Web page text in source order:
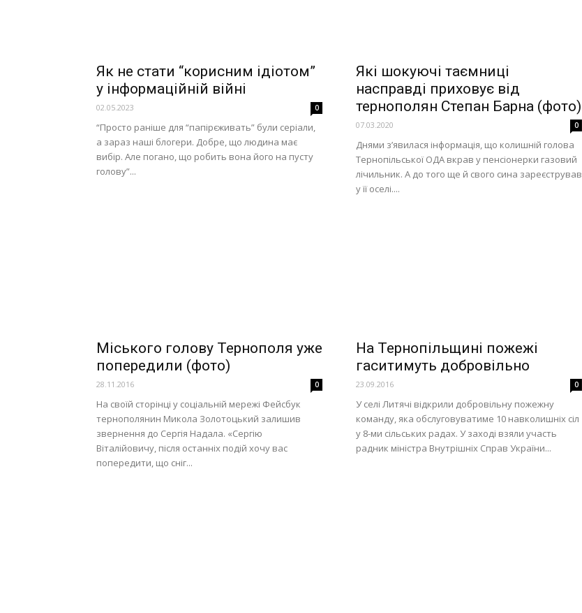
Як не стати “корисним ідіотом”
у інформаційній війні
02.05.2023 0
“Просто раніше для “папірєживать” були серіали,
а зараз наші блогери. Добре, що людина має
вибір. Але погано, що робить вона його на пусту
голову”...
Які шокуючі таємниці
насправді приховує від
тернополян Степан Барна (фото)
07.03.2020 0
Днями з’явилася інформація, що колишній голова
Тернопільської ОДА вкрав у пенсіонерки газовий
лічильник. А до того ще й свого сина зареєстрував
у її оселі....
Міського голову Тернополя уже
попередили (фото)
28.11.2016 0
На своїй сторінці у соціальній мережі Фейсбук
тернополянин Микола Золотоцький залишив
звернення до Сергія Надала. «Сергію
Віталійовичу, після останніх подій хочу вас
попередити, що сніг...
На Тернопільщині пожежі
гаситимуть добровільно
23.09.2016 0
У селі Литячі відкрили добровільну пожежну
команду, яка обслуговуватиме 10 навколишніх сіл
у 8-ми сільських радах. У заході взяли участь
радник міністра Внутрішніх Справ України...